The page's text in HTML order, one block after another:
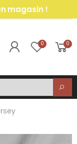
magasin !
0 0